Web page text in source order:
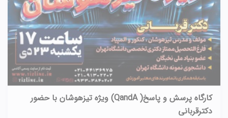
کارگاه پرسش و پاسخ( QandA) ویژه تیزهوشان با حضور
دکترقربانی